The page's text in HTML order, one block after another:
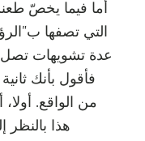
أما فيما يخصّ
التي تصفها
عدة تشويهات تصل
فأقول بأنك
من الواقع.
هذا بالنظر